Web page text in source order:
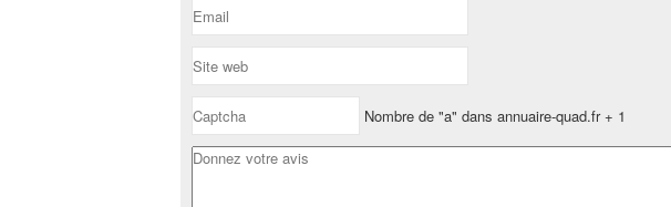
Nombre de "a" dans annuaire-quad.fr + 1